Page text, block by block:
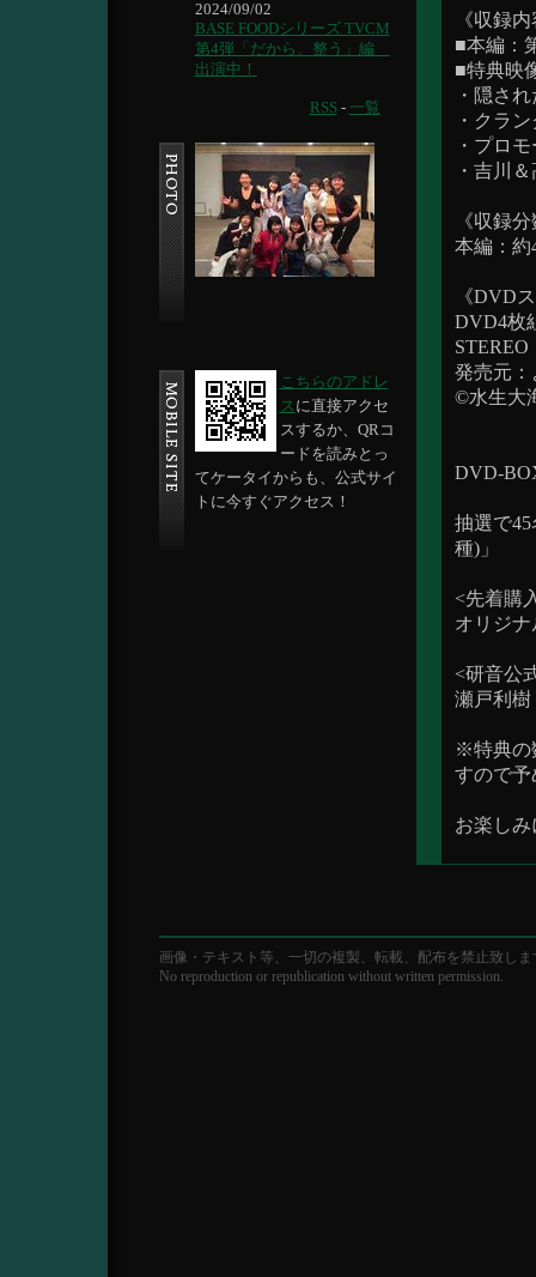
《収録
■本編：
■特典映
・隠さ
・クラ
・プロ
・吉川
《収録
本編：約
《DVD
DVD4枚
STEREO
発売元：
©水生大
DVD-
抽選で
種)」
<先着購
オリジ
<研音公
瀬戸利樹
※特典の
すので予
お楽しみ
2024/09/02
BASE FOODシリーズ TVCM
第4弾「だから、整う」編
出演中！
RSS- 一覧
こちらのアドレ
ス に直接アクセ
スするか、QRコ
ードを読みとっ
てケータイからも、公式サイ
トに今すぐアクセス！
画像・テキスト等、一切の複製、転載、配布を禁止致しま
No reproduction or republication without written permission.